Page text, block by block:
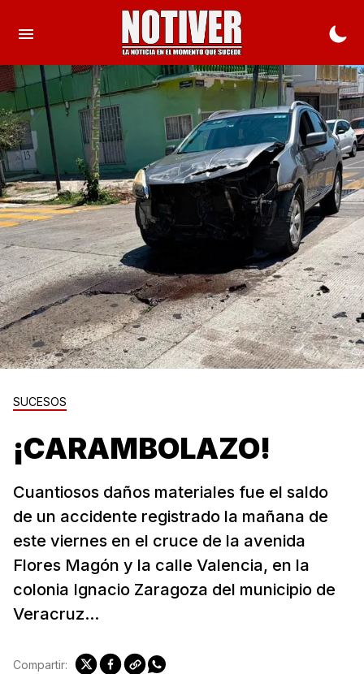
SUCESOS
¡CARAMBOLAZO!
Cuantiosos daños materiales fue el saldo
de un accidente registrado la mañana de
este viernes en el cruce de la avenida
Flores Magón y la calle Valencia, en la
colonia Ignacio Zaragoza del municipio de
Veracruz...
Compartir: